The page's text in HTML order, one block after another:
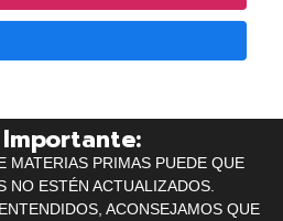
MATERIAS PRIMAS PUEDE QUE
NO ESTÉN ACTUALIZADOS.
ACONSEJAMOS QUE